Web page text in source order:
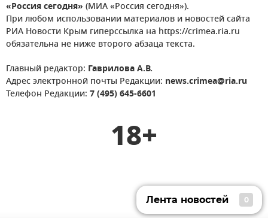
«Россия сегодня» (МИА «Россия сегодня»).
При любом использовании материалов и новостей сайта
РИА Новости Крым гиперссылка на https://crimea.ria.ru
обязательна не ниже второго абзаца текста.
Главный редактор: Гаврилова А.В.
Адрес электронной почты Редакции: news.crimea@ria.ru
Телефон Редакции: 7 (495) 645-6601
18+
Лента новостей 0